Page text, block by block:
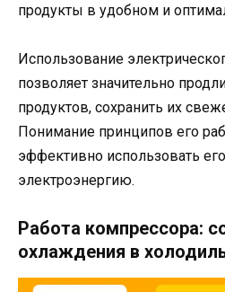
продукты в удобном и
Использование
позволяет значительно
продуктов, сохранить их
Понимание принципов его
эффективно использовать
электроэнергию.
Работа компрессора:
охлаждения в